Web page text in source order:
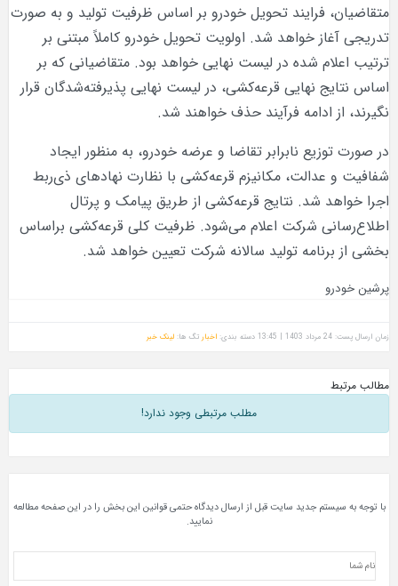
متقاضیان، فرایند تحویل خودرو بر اساس ظرفیت تولید و به صورت
تدریجی آغاز خواهد شد. اولویت تحویل خودرو کاملاً مبتنی بر
ترتیب اعلام شده در لیست نهایی خواهد بود. متقاضیانی که بر
اساس نتایج نهایی قرعه‌کشی، در لیست نهایی پذیرفته‌شدگان قرار
نگیرند، از ادامه فرآیند حذف خواهند شد.
در صورت توزیع نابرابر تقاضا و عرضه خودرو، به منظور ایجاد
شفافیت و عدالت، مکانیزم قرعه‌کشی با نظارت نهادهای ذی‌ربط
اجرا خواهد شد. نتایج قرعه‌کشی از طریق پیامک و پرتال
اطلاع‌رسانی شرکت اعلام می‌شود. ظرفیت کلی قرعه‌کشی براساس
بخشی از برنامه تولید سالانه شرکت تعیین خواهد شد.
پرشین خودرو
زمان ارسال پست: 24 مرداد 1403 | 13:45 دسته بندی: اخبار تگ ها: لینک خبر
مطالب مرتبط
مطلب مرتبطی وجود ندارد!
با توجه به سیستم جدید سایت قبل از ارسال دیدگاه حتمی قوانین این بخش را در این صفحه مطالعه
نمایید.